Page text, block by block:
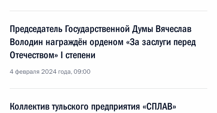
Председатель Государственной Думы Вячеслав
Володин награждён орденом «За заслуги перед
Отечеством» I степени
4 февраля 2024 года, 09:00
Коллектив тульского предприятия «СПЛАВ»